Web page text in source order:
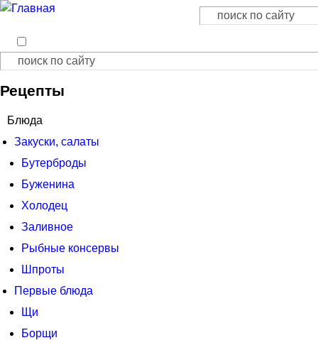
Форма поиска
Поиск
Форма поиска
Поиск
Рецепты
Блюда
Закуски, салаты
Бутерброды
Буженина
Холодец
Заливное
Рыбные консервы
Шпроты
Первые блюда
Щи
Борщи